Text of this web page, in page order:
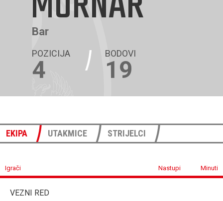
Bar
POZICIJA
4
BODOVI
19
EKIPA UTAKMICE STRIJELCI
Igrači Nastupi Minuti
VEZNI RED